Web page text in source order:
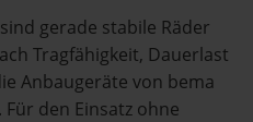
gerade stabile Räder
Tragfähigkeit, Dauerlast
Anbaugeräte von bema
den Einsatz ohne